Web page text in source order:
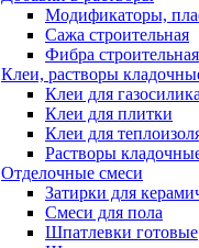
Модификаторы,
Сажа строительная
Фибра строительная
Клеи, растворы
Клеи для
Клеи для плитки
Клеи для
Растворы
Отделочные смеси
Затирки для
Смеси для пола
Шпатлевки готовые